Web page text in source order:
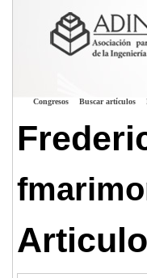
Congresos Buscar artículos